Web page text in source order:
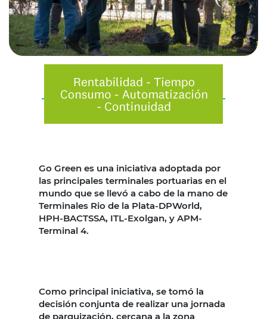
Go Green es una iniciativa adoptada por
las principales terminales portuarias en el
mundo que se llevó a cabo de la mano de
Terminales Rio de la Plata-DPWorld,
HPH-BACTSSA, ITL-Exolgan, y APM-
Terminal 4.
Como principal iniciativa, se tomó la
decisión conjunta de realizar una jornada
de parquización, cercana a la zona